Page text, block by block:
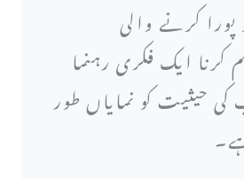
پورا کرنے والی
کرنا ایک فکری رہنما
حیثیت کو نمایاں طور